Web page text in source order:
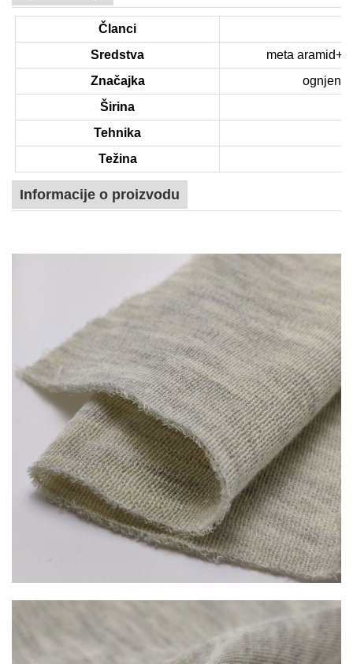
Članci
Sredstva
meta
Značajka
ognjeno
Širina
Tehnika
Težina
Informacije o proizvodu